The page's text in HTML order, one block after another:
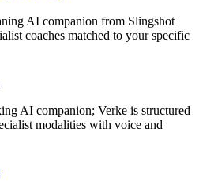
AI companion from Slingshot
coaches matched to your specific
AI companion; Verke is structured
modalities with voice and